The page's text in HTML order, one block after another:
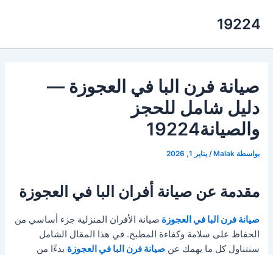
19224
صيانة فرن البا في العجوزة —
دليل شامل للحجز
والصيانة19224
بواسطة Malak
/يناير 1, 2026
مقدمة عن صيانة أفران البا في العجوزة
صيانة فرن البا في العجوزة صيانة الأفران المنزلية جزء أساسي من
الحفاظ على سلامة وكفاءة المطبخ. في هذا المقال الشامل
سنتناول كل ما يهمك عنصيانة فرن البا في العجوزة بدءًا من